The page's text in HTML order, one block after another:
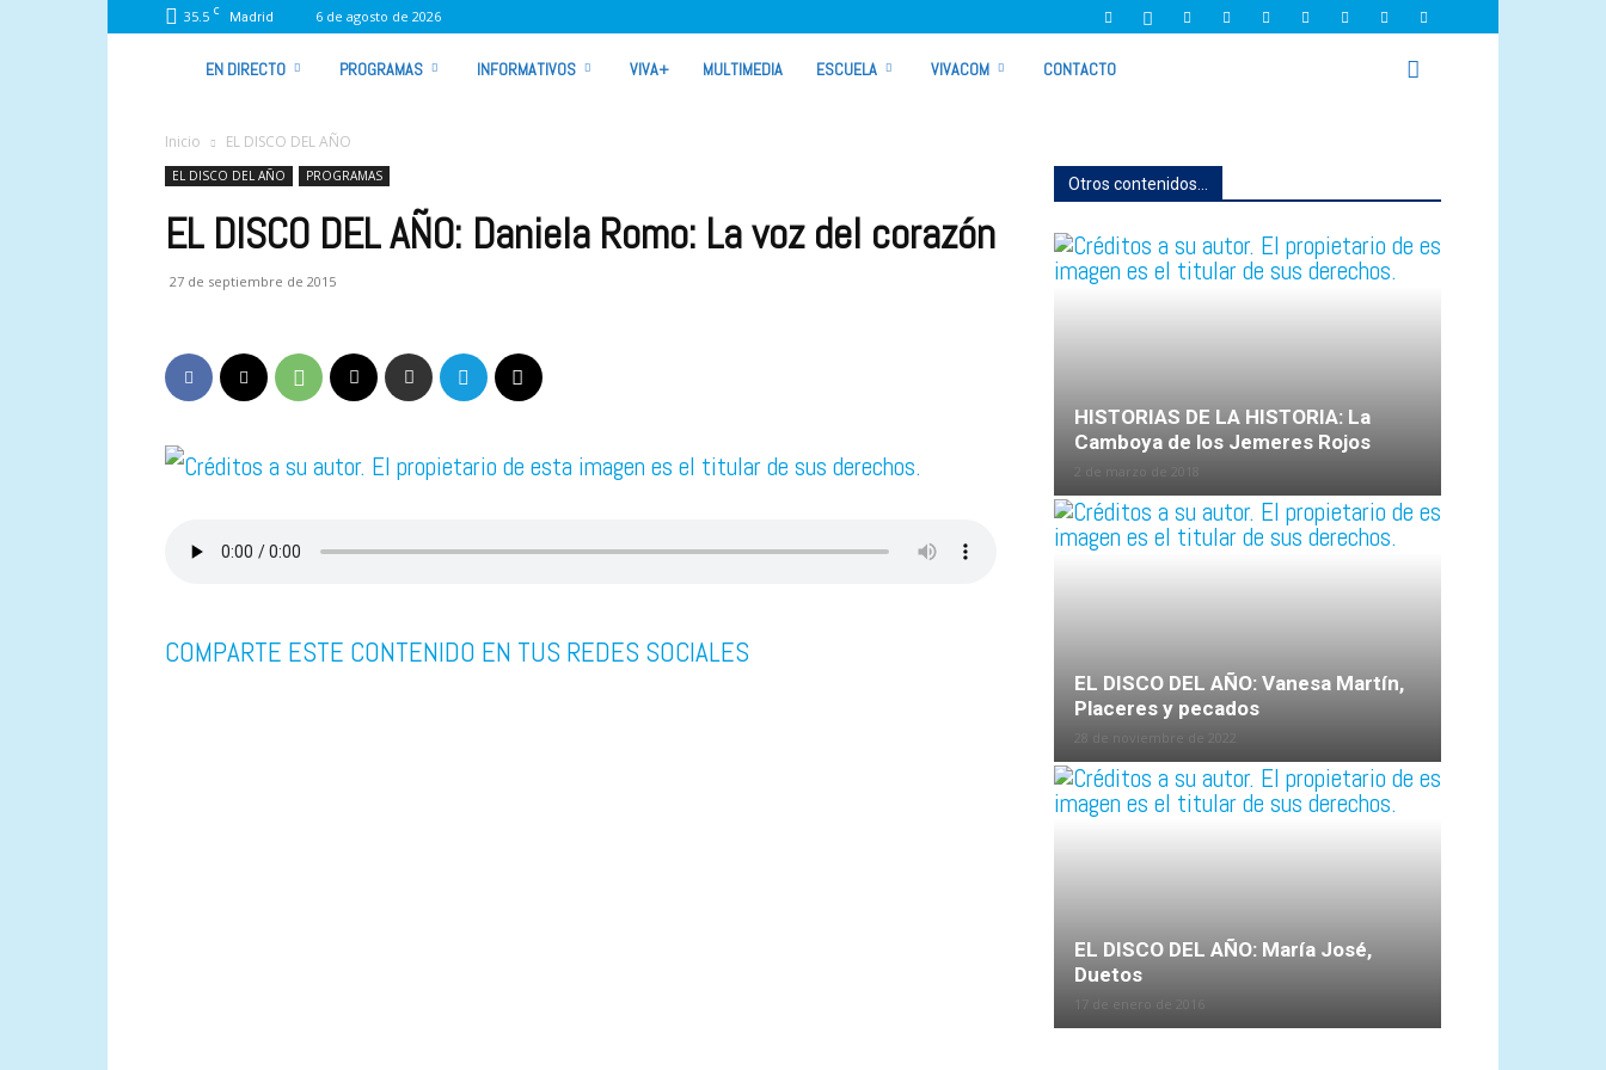
35.5 C Madrid 6 de agosto de 2026
VIVA
RADIO
EN DIRECTO PROGRAMAS INFORMATIVOS VIVA+ MULTIMEDIA ESCUELA VIVACOM CONTACTO
Inicio EL DISCO DEL AÑO
EL DISCO DEL AÑO PROGRAMAS
EL DISCO DEL AÑO: Daniela Romo: La voz del corazón
27 de septiembre de 2015
COMPARTE ESTE CONTENIDO EN TUS REDES SOCIALES
Otros contenidos...
HISTORIAS DE LA HISTORIA: La
Camboya de los Jemeres Rojos
EL DISCO DEL AÑO: Vanesa Martín,
Placeres y pecados
EL DISCO DEL AÑO: María José,
Duetos
17 de enero de 2016